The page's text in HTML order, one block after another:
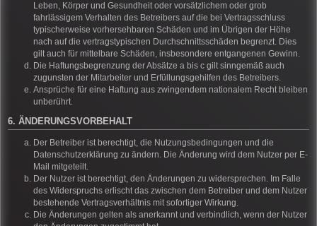
Leben, Körper und Gesundheit oder vorsätzlichem oder grob
fahrlässigem Verhalten des Betreibers auf die bei Vertragsschluss
typischerweise vorhersehbaren Schäden und im Übrigen der Höhe
nach auf die vertragstypischen Durchschnittsschäden begrenzt. Dies
gilt auch für mittelbare Schäden, insbesondere entgangenen Gewinn.
Die Haftungsbegrenzung der Absätze a bis c gilt sinngemäß auch
zugunsten der Mitarbeiter und Erfüllungsgehilfen des Betreibers.
Ansprüche für eine Haftung aus zwingendem nationalem Recht bleiben
unberührt.
6. ÄNDERUNGSVORBEHALT
Der Betreiber ist berechtigt, die Nutzungsbedingungen und die
Datenschutzerklärung zu ändern. Die Änderung wird dem Nutzer per E-
Mail mitgeteilt.
Der Nutzer ist berechtigt, den Änderungen zu widersprechen. Im Falle
des Widerspruchs erlischt das zwischen dem Betreiber und dem Nutzer
bestehende Vertragsverhältnis mit sofortiger Wirkung.
Die Änderungen gelten als anerkannt und verbindlich, wenn der Nutzer